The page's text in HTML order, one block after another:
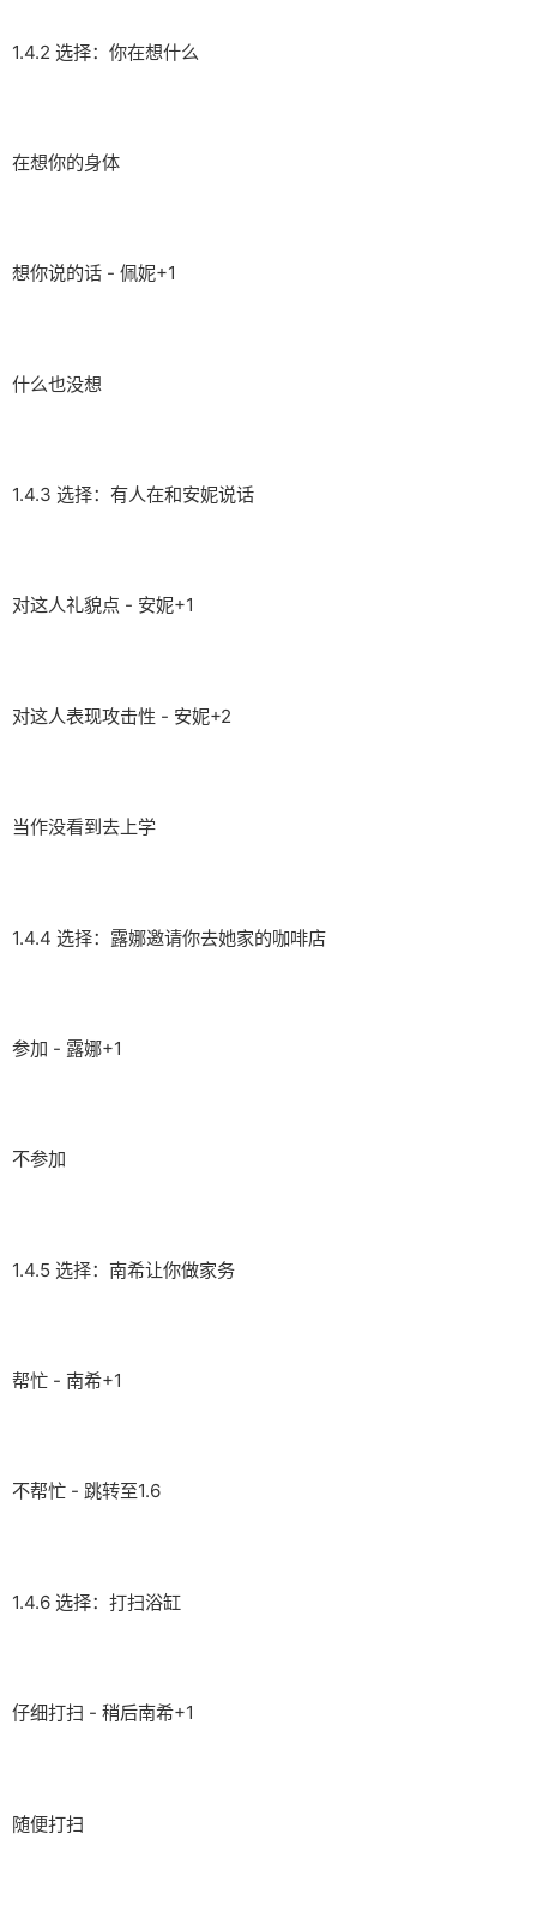
1.4.2 选择：你在想什么
在想你的身体
想你说的话 - 佩妮+1
什么也没想
1.4.3 选择：有人在和安妮说话
对这人礼貌点 - 安妮+1
对这人表现攻击性 - 安妮+2
当作没看到去上学
1.4.4 选择：露娜邀请你去她家的咖啡店
参加 - 露娜+1
不参加
1.4.5 选择：南希让你做家务
帮忙 - 南希+1
不帮忙 - 跳转至1.6
1.4.6 选择：打扫浴缸
仔细打扫 - 稍后南希+1
随便打扫